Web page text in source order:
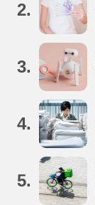
2.
3.
4.
5.